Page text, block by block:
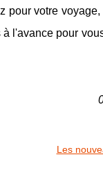
pour votre
l'avance pour
Les